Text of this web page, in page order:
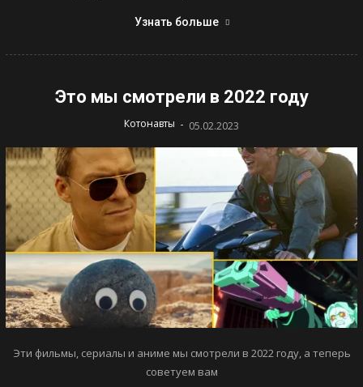
Узнать больше
Это мы смотрели в 2022 году
Котонавты - 05.02.2023
Эти фильмы, сериалы и аниме мы смотрели в 2022 году, а теперь
советуем вам